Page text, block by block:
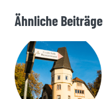
Ähnliche Beiträge